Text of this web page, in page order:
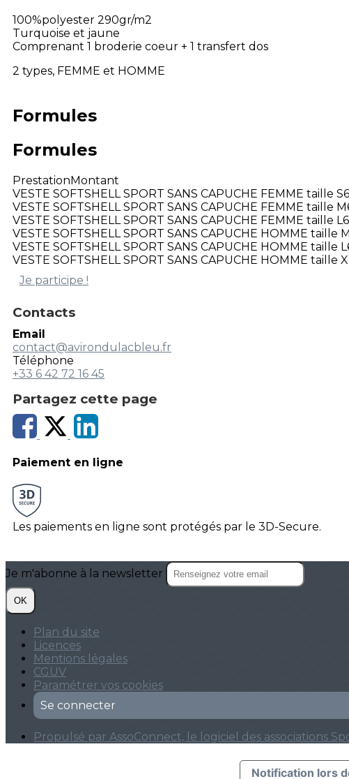
100%polyester 290gr/m2
Turquoise et jaune
Comprenant 1 broderie coeur + 1 transfert dos
2 types, FEMME et HOMME
Formules
Formules
PrestationMontant
VESTE SOFTSHELL SPORT SANS CAPUCHE FEMME taille S
VESTE SOFTSHELL SPORT SANS CAPUCHE FEMME taille M
VESTE SOFTSHELL SPORT SANS CAPUCHE FEMME taille L
VESTE SOFTSHELL SPORT SANS CAPUCHE HOMME taille M
VESTE SOFTSHELL SPORT SANS CAPUCHE HOMME taille L
VESTE SOFTSHELL SPORT SANS CAPUCHE HOMME taille
Je participe !
Contacts
Email
contact@avirondulacbleu.fr
Téléphone
+33 6 42 72 16 45
Partagez cette page
Paiement en ligne
Les paiements en ligne sont protégés par le 3D-Secure.
Je m'abonne à la newsletter
OK
Plan du site
Licences
Mentions légales
CGUV
Paramétrer vos cookies
Se connecter
Propulsé par AssoConnect, le logiciel des associations
Notification lors